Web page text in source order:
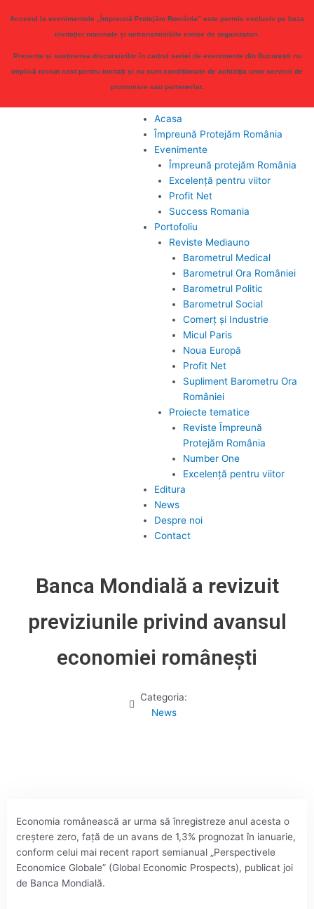
Accesul la evenimentele „Împreună Protejăm România” este permis exclusiv pe baza
invitației nominale și netransmisibile emise de organizatori.
Prezența și susținerea discursurilor în cadrul seriei de evenimente din București nu
implică niciun cost pentru invitați și nu sunt condiționate de achiziția unor servicii de
promovare sau parteneriat.
Meniu
Acasa
Împreună Protejăm România
Evenimente
Împreună protejăm România
Excelență pentru viitor
Profit Net
Success Romania
Portofoliu
Reviste Mediauno
Barometrul Medical
Barometrul Ora României
Barometrul Politic
Barometrul Social
Comerț și Industrie
Micul Paris
Noua Europă
Profit Net
Supliment Barometru Ora
României
Proiecte tematice
Reviste Împreună
Protejăm România
Number One
Excelență pentru viitor
Editura
News
Despre noi
Contact
Banca Mondială a revizuit
previziunile privind avansul
economiei româneşti
Categoria:
News
Economia românească ar urma să înregistreze anul acesta o
creştere zero, faţă de un avans de 1,3% prognozat în ianuarie,
conform celui mai recent raport semianual „Perspectivele
Economice Globale” (Global Economic Prospects), publicat joi
de Banca Mondială.